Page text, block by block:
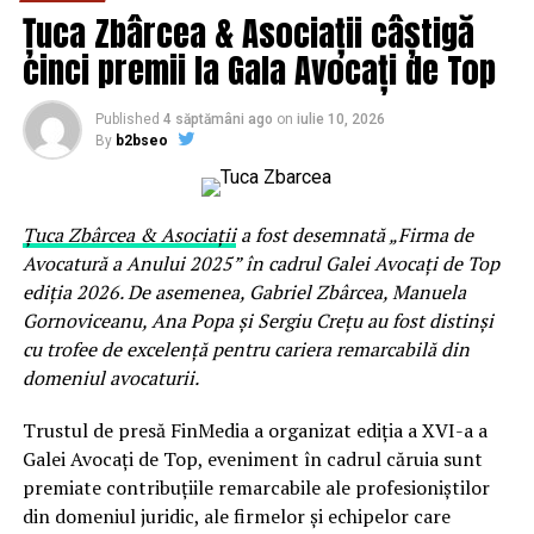
Conținut structurat, relevant și adaptat nevoilor
reale ale cititoarelor
Portalul este organizat în mai multe secțiuni tematice
care acoperă principalele arii de interes:
– articole despre rutină, hidratare,
protecție solară, acnee, îmbătrânire cutanată și
produse dermatocosmetice.
Dermatologie și estetică medicală– interviuri cu
specialiști, explicații despre proceduri, recomandări
profesionale.
Nutriție și stil de viață – alimentație corectă
pentru piele sănătoasă, detox, suplimente,
hidratare și obiceiuri benefice.
Beauty & wellness– recomandări de produse,
recenzii, tratamente, ritualuri naturale și terapii de
relaxare.
Țuca Zbârcea & Asociații câștigă
cinci premii la Gala Avocați de Top
Published 4 săptămâni ago on iulie 10, 2026
By b2bseo
Țuca Zbârcea & Asociațiia fost desemnată „Firma de
Avocatură a Anului 2025” în cadrul Galei Avocați de Top
ediția 2026. De asemenea, Gabriel Zbârcea, Manuela
Gornoviceanu, Ana Popa și Sergiu Crețu au fost distinși
cu trofee de excelență pentru cariera remarcabilă din
domeniul avocaturii.
Trustul de presă FinMedia a organizat ediția a XVI-a a
Galei Avocați de Top, eveniment în cadrul căruia sunt
premiate contribuțiile remarcabile ale profesioniștilor
din domeniul juridic, ale firmelor și echipelor care